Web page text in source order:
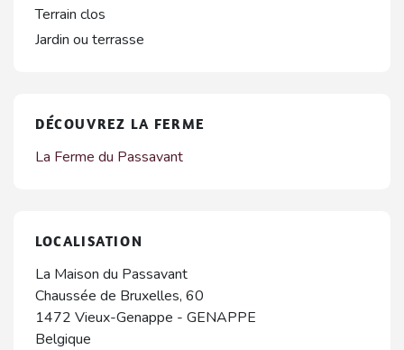
Terrain clos
Jardin ou terrasse
DÉCOUVREZ LA FERME
La Ferme du Passavant
LOCALISATION
La Maison du Passavant
Chaussée de Bruxelles, 60
1472 Vieux-Genappe - GENAPPE
Belgique